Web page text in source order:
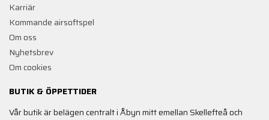
Karriär
Kommande airsoftspel
Om oss
Nyhetsbrev
Om cookies
BUTIK & ÖPPETTIDER
Vår butik är belägen centralt i Åbyn mitt emellan Skellefteå och